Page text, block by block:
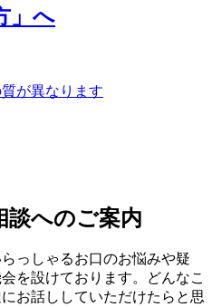
」へ
が異なります
談へのご案内
っしゃるお口のお悩みや疑
を設けております。どんなこ
お話ししていただけたらと思